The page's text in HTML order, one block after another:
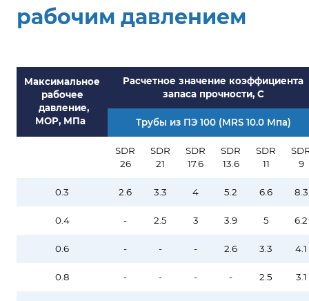
рабочим давлением
Максимальное
рабочее
давление,
МОР, МПа
Расчетное значение коэффициента
запаса прочности, С
Трубы из ПЭ 100 (MRS 10.0 Мпа)
SDR
26
SDR
21
SDR
17.6
SDR
13.6
SDR
11
9
0.3 2.6 3.3 4 5.2 6.6 8.3
0.4 - 2.5 3 3.9 5 6.2
0.6 - - - 2.6 3.3 4.1
0.8 - - - - 2.5 3.1